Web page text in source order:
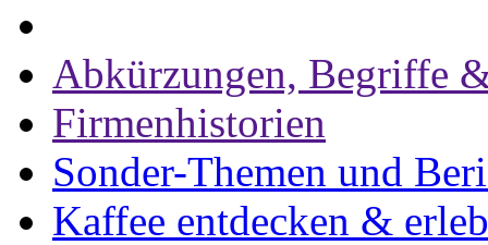
Abkürzungen, Begriffe
Firmenhistorien
Sonder-Themen und
Kaffee entdecken &